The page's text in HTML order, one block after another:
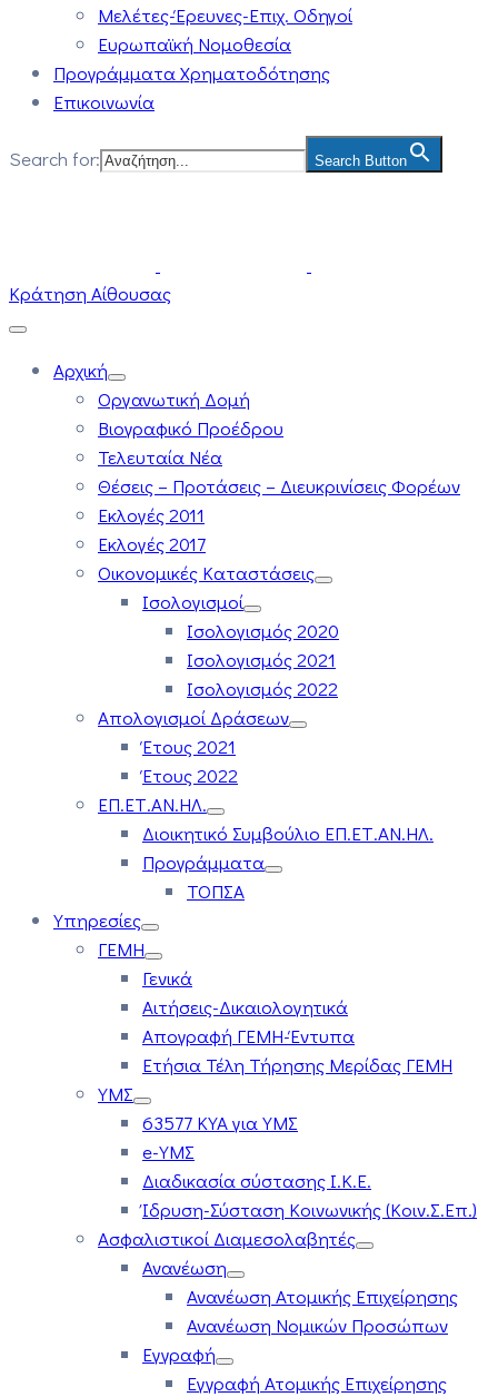
Μελέτες-Έρευνες-Επιχ. Οδηγοί
Ευρωπαϊκή Νομοθεσία
Προγράμματα Χρηματοδότησης
Επικοινωνία
Search for: Search Button
Κράτηση Αίθουσας
Αρχική
Οργανωτική Δομή
Βιογραφικό Προέδρου
Τελευταία Νέα
Θέσεις – Προτάσεις – Διευκρινίσεις Φορέων
Εκλογές 2011
Εκλογές 2017
Οικονομικές Καταστάσεις
Ισολογισμοί
Ισολογισμός 2020
Ισολογισμός 2021
Ισολογισμός 2022
Απολογισμοί Δράσεων
Έτους 2021
Έτους 2022
ΕΠ.ΕΤ.ΑΝ.ΗΛ.
Διοικητικό Συμβούλιο ΕΠ.ΕΤ.ΑΝ.ΗΛ.
Προγράμματα
ΤΟΠΣΑ
Υπηρεσίες
ΓΕΜΗ
Γενικά
Αιτήσεις-Δικαιολογητικά
Απογραφή ΓΕΜΗ-Έντυπα
Ετήσια Τέλη Τήρησης Μερίδας ΓΕΜΗ
ΥΜΣ
63577 ΚΥΑ για ΥΜΣ
e-ΥΜΣ
Διαδικασία σύστασης Ι.Κ.Ε.
Ίδρυση-Σύσταση Κοινωνικής (Κοιν.Σ.Επ.)
Ασφαλιστικοί Διαμεσολαβητές
Ανανέωση
Ανανέωση Ατομικής Επιχείρησης
Ανανέωση Νομικών Προσώπων
Εγγραφή
Εγγραφή Ατομικής Επιχείρησης